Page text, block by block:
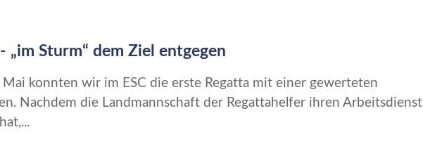
„im Sturm“ dem Ziel entgegen
Mai konnten wir im ESC die erste Regatta mit einer gewerteten
Nachdem die Landmannschaft der Regattahelfer ihren Arbeitsdienst